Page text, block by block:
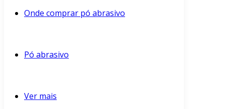
Onde comprar pó abrasivo
Pó abrasivo
Ver mais